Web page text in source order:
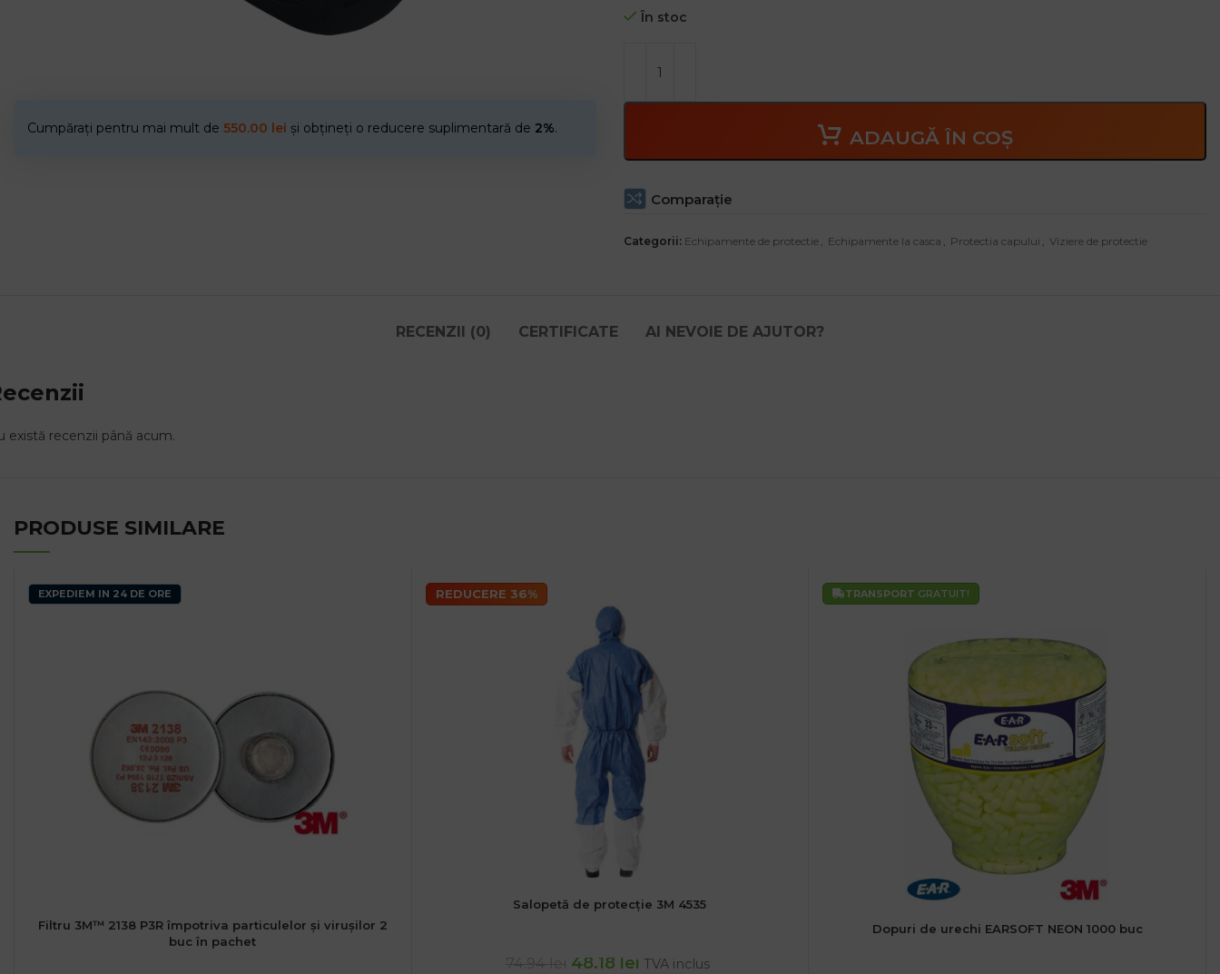
Cumpărați pentru mai mult de 550.00 lei și obțineți o reducere suplimentară de 2%.
Zona 2: 3,8×1, 4×0 , 15 mm
În stoc
ADAUGĂ ÎN COȘ
Comparaţie
Categorii: Echipamente de protectie , Echipamente la casca , Protectia capului , Viziere de protectie
RECENZII (0) CERTIFICATE AI NEVOIE DE AJUTOR?
există recenzii până acum.
PRODUSE SIMILARE
EXPEDIEM IN 24 DE ORE
Filtru 3M™ 2138 P3R împotriva particulelor și virușilor 2
buc în pachet
REDUCERE 36%
Salopetă de protecție 3M 4535
48.18 lei TVA inclus
TRANSPORT GRATUIT!
Dopuri de urechi EARSOFT NEON 1000 buc